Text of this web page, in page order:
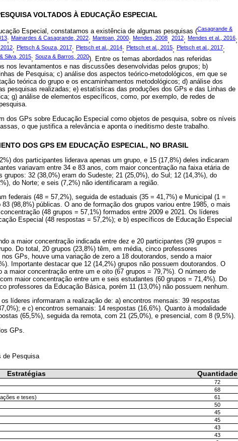
VOLTADOS À EDUCAÇÃO ESPECIAL
Especial, constatamos a existência de algumas pesquisas (Casagrande &
; Mainardes & Casagrande, 2022; Mantoan, 2000; Mendes, 2008, 2012; Mendes et al., 2016;
; Pletsch & Souza, 2017; Pletsch et al., 2014; Pletsch et al., 2015; Pletsch et al., 2017;
Silva, 2015; Souza & Barros, 2020). Entre os temas abordados nas referidas
nos levantamentos e nas discussões desenvolvidas pelos grupos; b)
de Pesquisa; c) análise dos aspectos teórico-metodológicos, em que se
teórica do grupo e os encaminhamentos metodológicos; d) análise dos
pesquisas realizadas; e) estatísticas das produções dos GPs e das Linhas de
g) análise de elementos específicos, como, por exemplo, de redes de
dos GPs sobre Educação Especial como objetos de pesquisa, sobre os níveis
o que justifica a relevância e aponta o ineditismo deste trabalho.
DOS GPS EM EDUCAÇÃO ESPECIAL, NO BRASIL
dos participantes liderava apenas um grupo, e 15 (17,8%) deles indicaram
variavam entre 34 e 83 anos, com maior concentração na faixa etária de
grupos: 32 (38,0%) eram do Sudeste; 21 (25,0%), do Sul; 12 (14,3%), do
do Norte; e seis (7,2%) não identificaram a região.
federais (48 = 57,2%), seguida de estaduais (35 = 41,7%) e Municipal (1 =
(98,8%) públicas. O ano de formação dos grupos variou entre 1985, o mais
(48 grupos = 57,1%) formados entre 2009 e 2021. Os líderes
Especial (48 respostas = 57,2%); e b) específicos de Educação Especial
a maior concentração indicada entre dez e 20 participantes (39 grupos =
Do total, 20 grupos (23,8%) têm, em média, cinco professores
GPs, houve uma variação de zero a 18 doutorandos, sendo a maior
Importante destacar que 12 (14,2%) grupos não possuem doutorandos. O
maior concentração entre um e oito (67 grupos = 79,7%). O número de
maior concentração entre um e seis estudantes (60 grupos = 71,4%). Do
professores da Educação Básica, porém 11 (13,0%) não possuem nenhum.
líderes informaram a realização de: a) encontros mensais: 39 respostas
e c) encontros semanais: 14 respostas (16,6%). Quanto à modalidade
(65,5%), seguida da remota, com 21 (25,0%), e presencial, com 8 (9,5%).
GPs.
de Pesquisa
Estratégias Quantidade
72
68
e teses)
61
50
45
45
43
43